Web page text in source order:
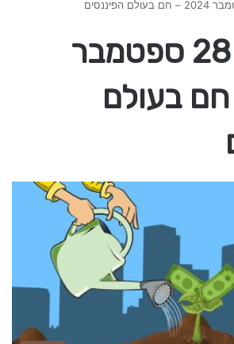
יום שבת 28 ספטמבר
– חם בעולם